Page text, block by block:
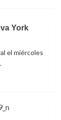
York
el miércoles